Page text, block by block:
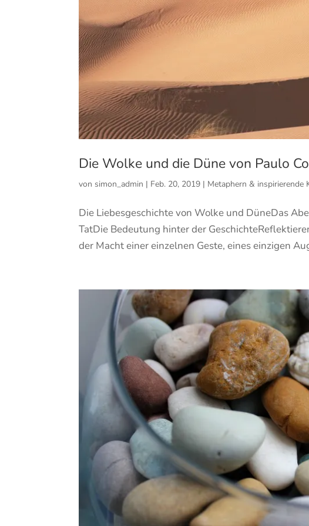
Die Wolke und die Düne von Paulo
von simon_admin | Feb. 20, 2019 | Metaphern & inspirierende
Die Liebesgeschichte von Wolke und DüneDas
TatDie Bedeutung hinter der
der Macht einer einzelnen Geste, eines einzigen